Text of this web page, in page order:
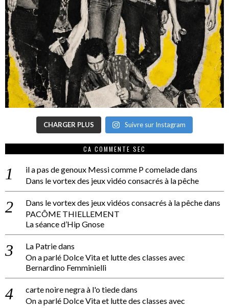
CHARGER PLUS Suivre sur Instagram
CA COMMENTE SEC
il a pas de genoux Messi comme P comeladedans
Dans le vortex des jeux vidéo consacrés à la pêche
Dans le vortex des jeux vidéos consacrés à la pêchedans
PACÔME THIELLEMENT
La séance d’Hip Gnose
La Patriedans
On a parlé Dolce Vita et lutte des classes avec
Bernardino Femminielli
carte noire negra à l'o tiededans
On a parlé Dolce Vita et lutte des classes avec